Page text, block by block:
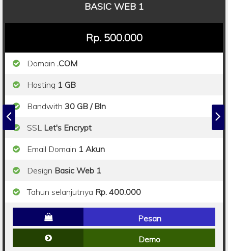
BASIC WEB 1
Rp. 500.000
Domain .COM
Hosting 1 GB
Bandwith 30 GB / Bln
SSL Let's Encrypt
Email Domain 1 Akun
Design Basic Web 1
Tahun selanjutnya Rp. 400.000
Pesan
Demo